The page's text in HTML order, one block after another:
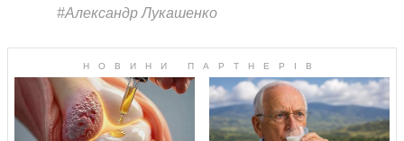
#Александр Лукашенко